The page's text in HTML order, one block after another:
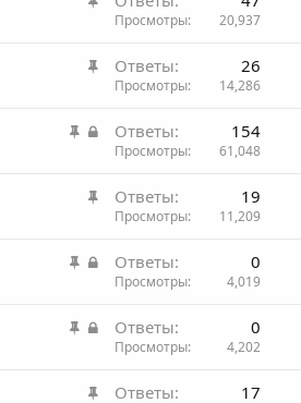
л
а
р
л
а
Просмотры 20,937
З
р
л
а
Ответы 26
Просмотры 14,286
З
л
а
З
р
а
Ответы 154
Просмотры 61,048
З
р
л
Ответы 19
Просмотры 11,209
З
р
З
р
а
Ответы 0
Просмотры 4,019
З
З
р
Ответы 0
Просмотры 4,202
З
Ответы 17